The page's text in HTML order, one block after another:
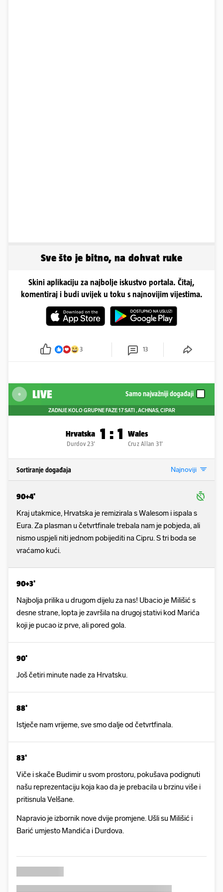
Sve što je bitno, na dohvat ruke
Skini aplikaciju za najbolje iskustvo portala. Čitaj,
komentiraj i budi uvijek u toku s najnovijim vijestima.
3 13
LIVE Samo najvažniji događaji
ZADNJE KOLO GRUPNE FAZE 17 SATI , ACHNAS, CIPAR
Hrvatska
Durdov 23'
1 : 1 Wales
Cruz Allan 31'
Sortiranje događaja Najnoviji
90+4'
Kraj utakmice, Hrvatska je remizirala s Walesom i ispala s
Eura. Za plasman u četvrtfinale trebala nam je pobjeda, ali
nismo uspjeli niti jednom pobijediti na Cipru. S tri boda se
vraćamo kući.
90+3'
Najbolja prilika u drugom dijelu za nas! Ubacio je Milišić s
desne strane, lopta je završila na drugoj stativi kod Marića
koji je pucao iz prve, ali pored gola.
90'
Još četiri minute nade za Hrvatsku.
88'
Istječe nam vrijeme, sve smo dalje od četvrtfinala.
83'
Viče i skače Budimir u svom prostoru, pokušava podignuti
našu reprezentaciju koja kao da je prebacila u brzinu više i
pritisnula Velšane.
Napravio je izbornik nove dvije promjene. Ušli su Milišić i
Barić umjesto Mandića i Durdova.